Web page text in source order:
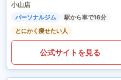
小山店
パーソナルジム
駅から車で16分
とにかく痩せたい人
公式サイトを見る